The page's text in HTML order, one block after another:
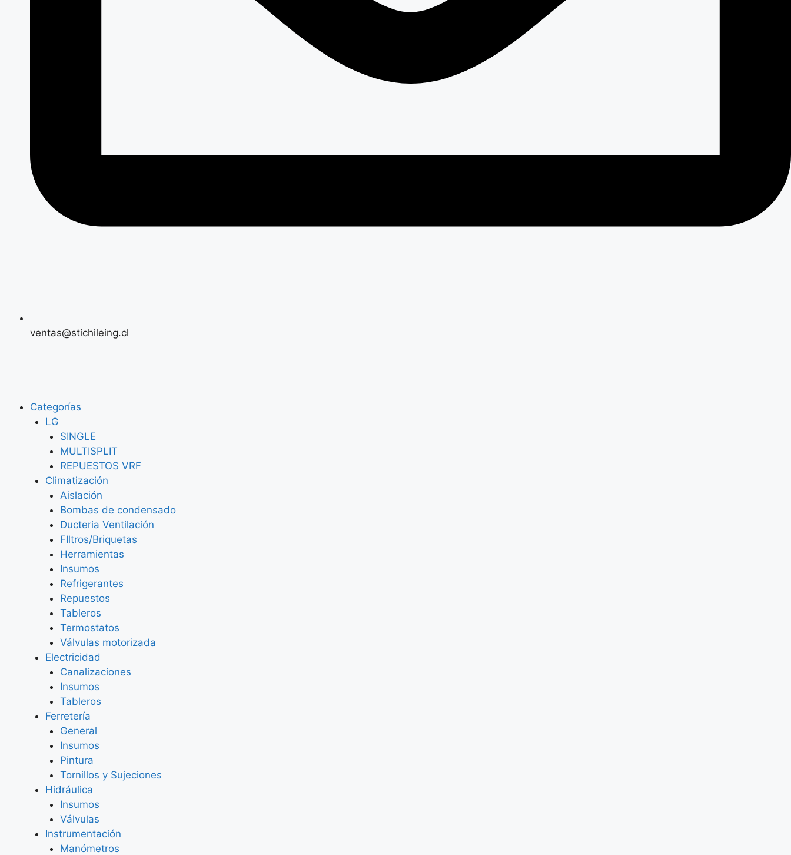
ventas@stichileing.cl
Categorías
LG
SINGLE
MULTISPLIT
REPUESTOS VRF
Climatización
Aislación
Bombas de condensado
Ducteria Ventilación
FIltros/Briquetas
Herramientas
Insumos
Refrigerantes
Repuestos
Tableros
Termostatos
Válvulas motorizada
Electricidad
Canalizaciones
Insumos
Tableros
Ferretería
General
Insumos
Pintura
Tornillos y Sujeciones
Hidráulica
Insumos
Válvulas
Instrumentación
Manómetros